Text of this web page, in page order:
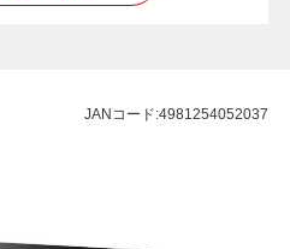
JANコード:4981254052037